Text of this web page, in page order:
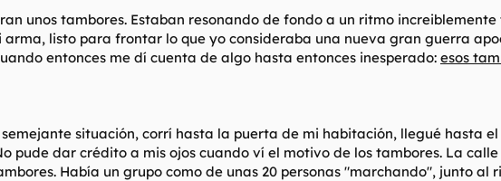
unos tambores. Estaban resonando de fondo a un ritmo
listo para frontar lo que yo consideraba una nueva gran guerra
entonces me dí cuenta de algo hasta entonces inesperado: esos
situación, corrí hasta la puerta de mi habitación, llegué hasta
pude dar crédito a mis ojos cuando ví el motivo de los tambores. La
Había un grupo como de unas 20 personas "marchando", junto